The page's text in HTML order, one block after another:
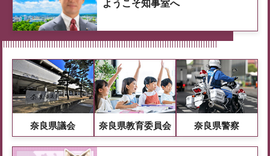
ようこそ知事室へ
奈良県議会 奈良県教育委員会 奈良県警察